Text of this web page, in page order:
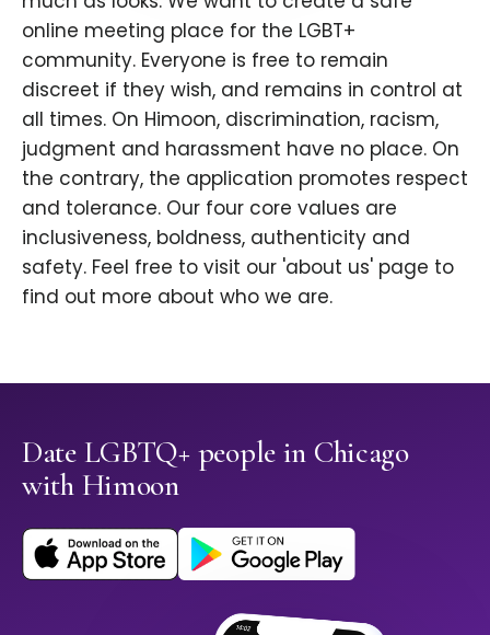
online meeting place for the LGBT+
community. Everyone is free to remain
discreet if they wish, and remains in control at
all times. On Himoon, discrimination, racism,
judgment and harassment have no place. On
the contrary, the application promotes respect
and tolerance. Our four core values are
inclusiveness, boldness, authenticity and
safety. Feel free to visit our 'about us' page to
find out more about who we are.
Date LGBTQ+ people in Chicago
with Himoon